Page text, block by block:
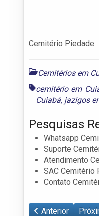
Cemitério Piedade
Cemitérios em
cemitério em
Cuiabá, jazigos
Pesquisas
Whatsapp
Suporte
Atendimento
SAC Cemitério
Contato
Anterior